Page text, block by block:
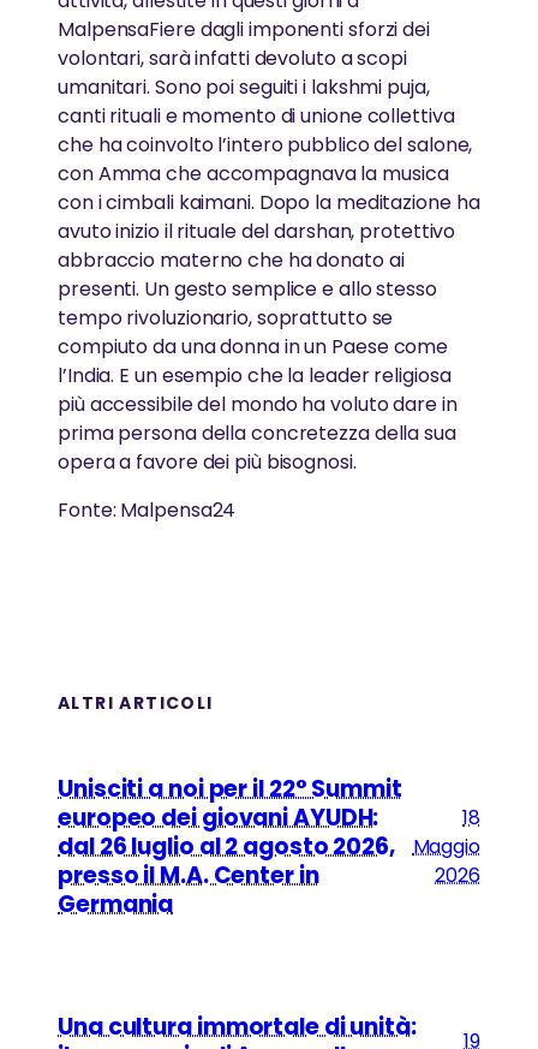
MalpensaFiere dagli imponenti sforzi dei
volontari, sarà infatti devoluto a scopi
umanitari. Sono poi seguiti i lakshmi puja,
canti rituali e momento di unione collettiva
che ha coinvolto l’intero pubblico del salone,
con Amma che accompagnava la musica
con i cimbali kaimani. Dopo la meditazione ha
avuto inizio il rituale del darshan, protettivo
abbraccio materno che ha donato ai
presenti. Un gesto semplice e allo stesso
tempo rivoluzionario, soprattutto se
compiuto da una donna in un Paese come
l’India. E un esempio che la leader religiosa
più accessibile del mondo ha voluto dare in
prima persona della concretezza della sua
opera a favore dei più bisognosi.
Fonte: Malpensa24
ALTRI ARTICOLI
Unisciti a noi per il 22° Summit
europeo dei giovani AYUDH:
dal 26 luglio al 2 agosto 2026,
presso il M.A. Center in
Germania
18
Maggio
2026
Una cultura immortale di unità:
19